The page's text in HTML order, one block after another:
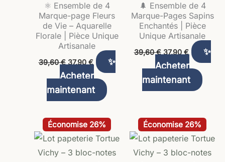
⚛️ Ensemble de 4
Marque-page Fleurs
de Vie – Aquarelle
Florale | Pièce Unique
Artisanale
39,60€ 37,90 €
✨
Acheter
maintenant
🌲 Ensemble de 4
Marque-Pages Sapins
Enchantés | Pièce
Unique Artisanale
39,60€ 37,90 €
✨
Acheter
maintenant
Économise 26%
Le
prix
initial
était :
21,60 €.
Le
prix
actuel
est :
15,90 €.
Économise 26%
Le
prix
initial
était :
21,60 €.
Le
prix
actuel
est :
15,90 €.